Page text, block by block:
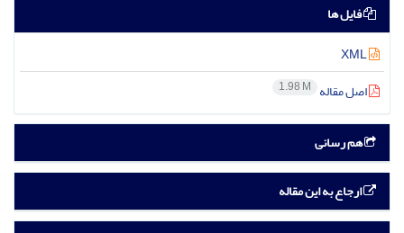
فایل ها
اصل مقاله 1.98 M
هم رسانی
ارجاع به این مقاله